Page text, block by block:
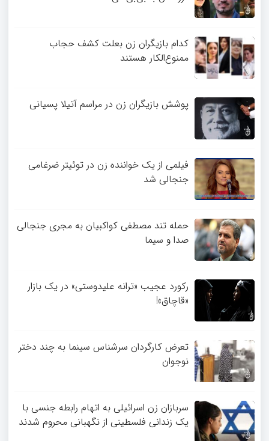
کدام بازیگران زن بعلت کشف حجاب
ممنوع‌الکار هستند
پوشش بازیگران زن در مراسم آتیلا پسیانی
فیلمی از یک خواننده زن در توئیتر ضرغامی
جنجالی شد
حمله تند مصطفی کواکبیان به مجری جنجالی
صدا و سیما
رکورد عجیب «ترانه علیدوستی» در یک بازار
«قاچاق»!
تعرض کارگردان سرشناس سینما به چند دختر
نوجوان
سربازان زن اسرائیلی به اتهام رابطه جنسی با
یک زندانی فلسطینی از نگهبانی محروم شدند